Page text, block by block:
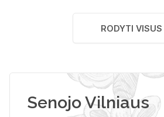
RODYTI VISUS
Senojo Vilniaus